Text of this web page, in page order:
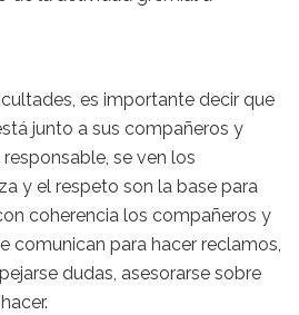
es importante decir que
junto a sus compañeros y
se ven los
y el respeto son la base para
coherencia los compañeros y
comunican para hacer reclamos,
dudas, asesorarse sobre